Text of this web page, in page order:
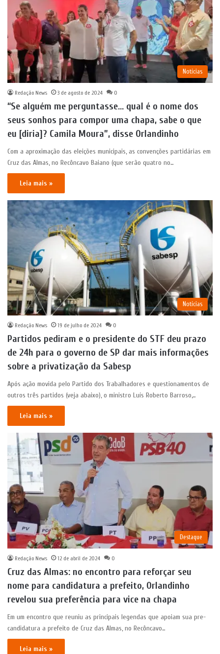
Notícias
Redação News 3 de agosto de 2024 0
“Se alguém me perguntasse… qual é o nome dos
seus sonhos para compor uma chapa, sabe o que
eu [diria]? Camila Moura”, disse Orlandinho
Com a aproximação das eleições municipais, as convenções partidárias em
Cruz das Almas, no Recôncavo Baiano (que serão quatro no…
Leia mais »
Notícias
Redação News 19 de julho de 2024 0
Partidos pediram e o presidente do STF deu prazo
de 24h para o governo de SP dar mais informações
sobre a privatização da Sabesp
Após ação movida pelo Partido dos Trabalhadores e questionamentos de
outros três partidos (veja abaixo), o ministro Luís Roberto Barroso,…
Leia mais »
Destaque
Redação News 12 de abril de 2024 0
Cruz das Almas: no encontro para reforçar seu
nome para candidatura a prefeito, Orlandinho
revelou sua preferência para vice na chapa
Em um encontro que reuniu as principais legendas que apoiam sua pre-
candidatura a prefeito de Cruz das Almas, no Recôncavo…
Leia mais »